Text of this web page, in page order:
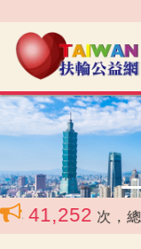
‹
次，總價值約